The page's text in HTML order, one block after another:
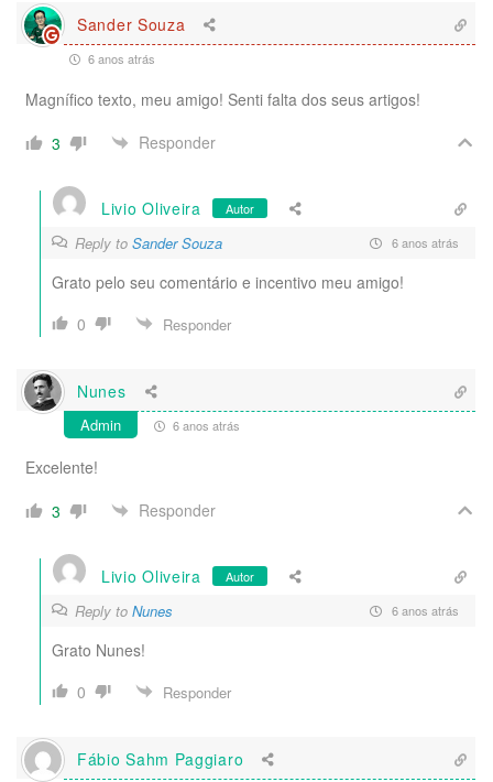
Sander Souza
6 anos atrás
Magnífico texto, meu amigo! Senti falta dos seus artigos!
3
Responder
Livio Oliveira Autor
Reply to Sander Souza 6 anos atrás
Grato pelo seu comentário e incentivo meu amigo!
0
Responder
Nunes
Admin 6 anos atrás
Excelente!
3
Responder
Livio Oliveira Autor
Reply to Nunes 6 anos atrás
Grato Nunes!
0
Responder
Fábio Sahm Paggiaro